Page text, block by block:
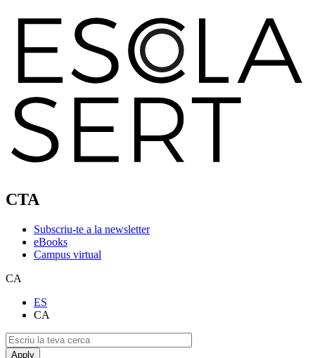
CTA
Subscriu-te a la newsletter
eBooks
Campus virtual
CA
ES
CA